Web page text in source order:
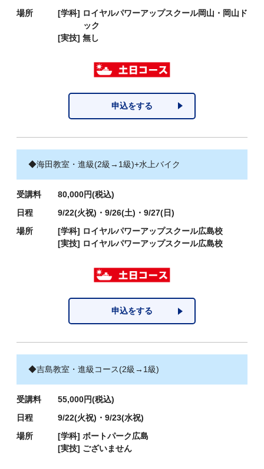
場所
[学科] ロイヤルパワーアップスクール岡山・岡山ド
ック
[実技] 無し
申込をする
◆海田教室・進級(2級→1級)+水上バイク
受講料
80,000円(税込)
日程
9/22(火祝)・9/26(土)・9/27(日)
場所
[学科] ロイヤルパワーアップスクール広島校
[実技] ロイヤルパワーアップスクール広島校
申込をする
◆吉島教室・進級コース(2級→1級)
受講料
55,000円(税込)
日程
9/22(火祝)・9/23(水祝)
場所
[学科] ボートパーク広島
[実技] ございません